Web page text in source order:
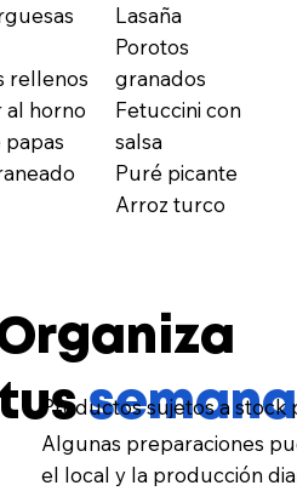
rellenos
al horno
Lasaña
Porotos
granados
Fetuccini con
salsa
Puré picante
Arroz turco
Productos sujetos a stock
Algunas preparaciones
el local y la producción